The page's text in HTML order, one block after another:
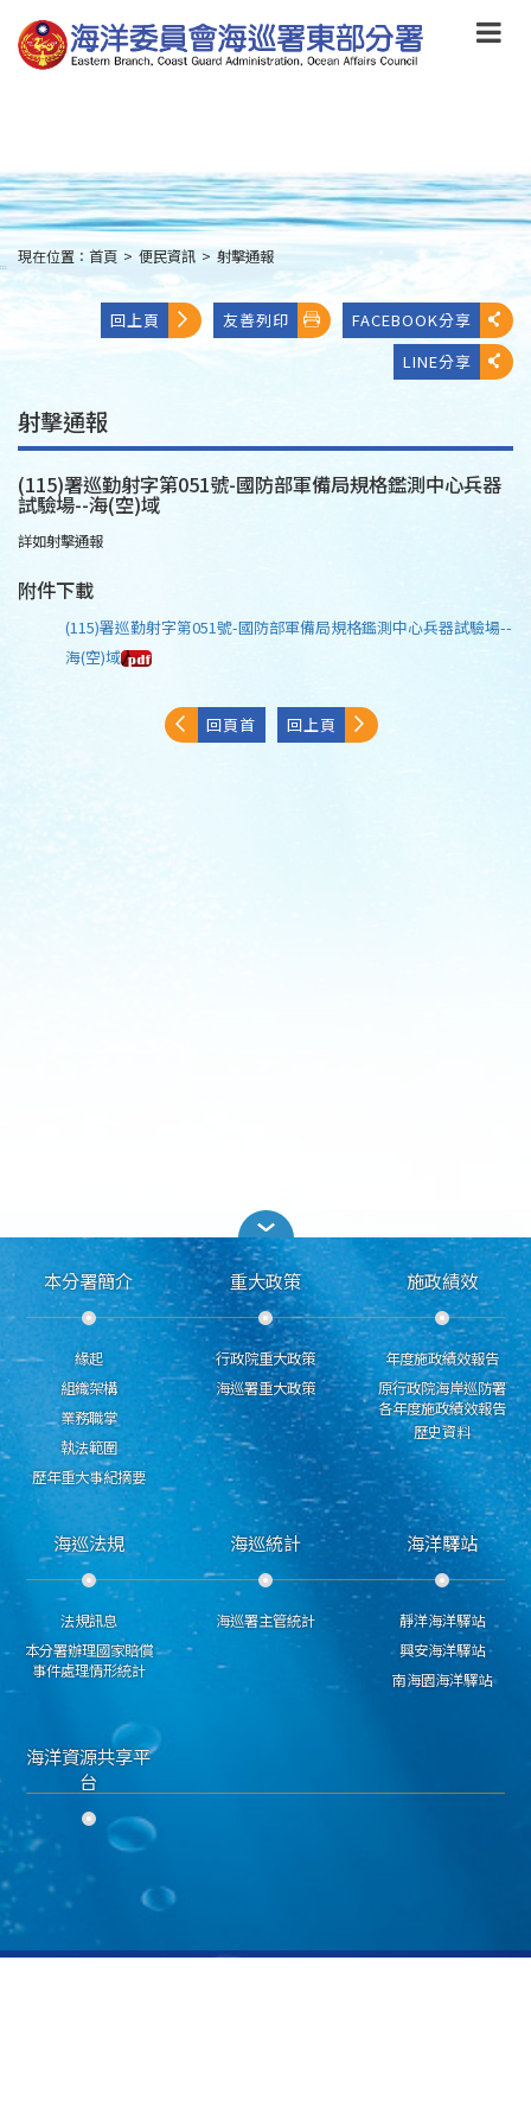
到
主
要
main
content
:::
現在位置： 首頁 > 便民資訊 > 射擊通報
回上頁 友善列印
FACEBOOK分享
LINE分享
射擊通報
(115)署巡勤射字第051號-國防部軍備局規格鑑測中心兵器
試驗場--海(空)域
詳如射擊通報
附件下載
(115)署巡勤射字第051號-國防部軍備局規格鑑測中心兵器試驗場--
海(空)域
回頁首 回上頁
本分署簡介
緣起
組織架構
業務職掌
執法範圍
歷年重大事紀摘要
重大政策
行政院重大政策
海巡署重大政策
施政績效
年度施政績效報告
原行政院海岸巡防署
各年度施政績效報告
歷史資料
海巡法規
法規訊息
本分署辦理國家賠償
事件處理情形統計
海巡統計
海巡署主管統計
海洋驛站
靜洋海洋驛站
興安海洋驛站
南海園海洋驛站
海洋資源共享平
台